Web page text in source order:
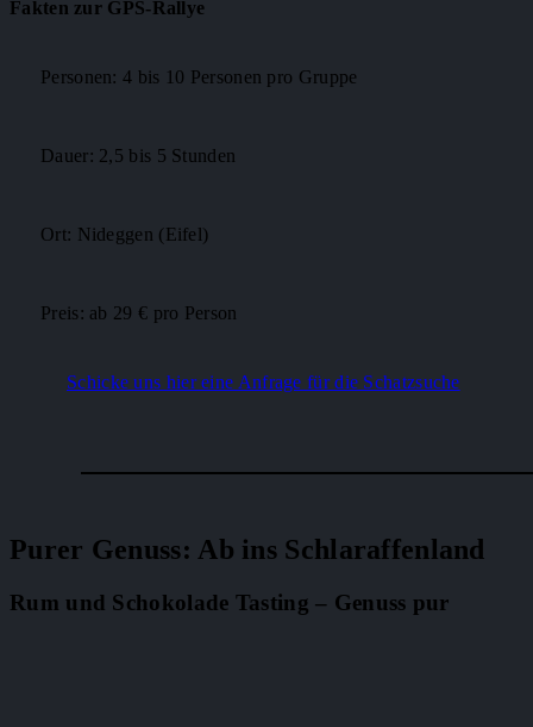
Fakten zur GPS-Rallye
Personen: 4 bis 10 Personen pro Gruppe
Dauer: 2,5 bis 5 Stunden
Ort: Nideggen (Eifel)
Preis: ab 29 € pro Person
Schicke uns hier eine Anfrage für die Schatzsuche
Purer Genuss: Ab ins Schlaraffenland
Rum und Schokolade Tasting – Genuss pur